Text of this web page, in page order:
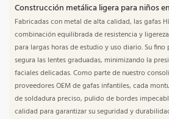
Construcción metálica ligera para niños
Fabricadas con metal de alta calidad, las gafas
combinación equilibrada de resistencia y
para largas horas de estudio y uso diario. Su
segura las lentes graduadas, minimizando la
faciales delicadas. Como parte de nuestro
proveedores OEM de gafas infantiles, cada
de soldadura preciso, pulido de bordes
calidad para garantizar su seguridad y